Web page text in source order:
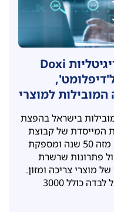
כיצד מערכת החתימות הדיגיטליות Doxi
למוצרי
בישראל בהפצת
המייסדת של קבוצת
דיפלומט העולמית, החברה פועלת מזה 50 שנה ומספקת
פתרונות שרשרת
מוצרי צריכה ומזון.
מערך ההפצה של דיפלומט בישראל לבדה כולל 3000